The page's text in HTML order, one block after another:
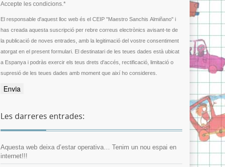
Accepte les condicions.*
El responsable d'aquest lloc web és el CEIP "Maestro Sanchis Almiñano" i
has creada aquesta suscripció per rebre correus electrònics avisant-te de
la publicació de noves entrades, amb la legitimació del vostre consentiment
atorgat en el present formulari. El destinatari de les teues dades està ubicat
a Espanya i podràs exercir els teus drets d'accés, rectificació, limitació o
supresió de les teues dades amb moment que així ho consideres.
Les darreres entrades:
Aquesta web deixa d’estar operativa… Tenim un nou espai en
internet!!!